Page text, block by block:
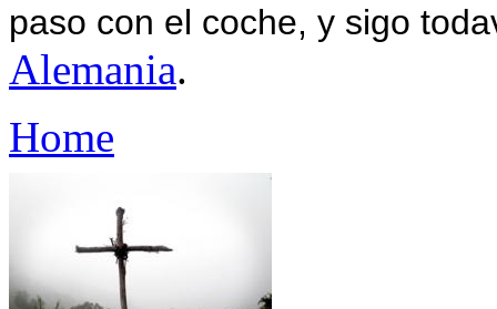
paso con el coche, y sigo
Alemania.
Home